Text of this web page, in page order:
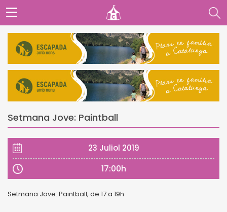
Setmana Jove: Paintball
23 Juliol 2019
17:00h
Setmana Jove: Paintball, de 17 a 19h